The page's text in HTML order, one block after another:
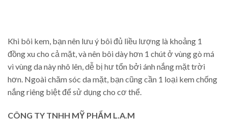
Khi bôi kem, bạn nên lưu ý bôi đủ liều lượng là khoảng 1
đồng xu cho cả mặt, và nên bôi dày hơn 1 chút ở vùng gò má
vì vùng da này nhô lên, dễ bị hư tổn bởi ánh nắng mặt trời
hơn. Ngoài chăm sóc da mặt, bạn cũng cần 1 loại kem chống
nắng riêng biệt để sử dụng cho cơ thể.
CÔNG TY TNHH MỸ PHẨM L.A.M